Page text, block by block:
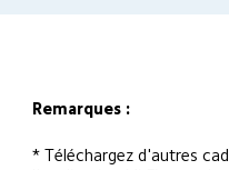
Remarques :
* Téléchargez d'autres